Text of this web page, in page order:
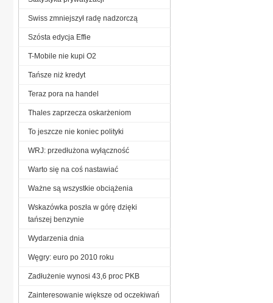
Swiss zmniejszył radę nadzorczą
Szósta edycja Effie
T-Mobile nie kupi O2
Tańsze niż kredyt
Teraz pora na handel
Thales zaprzecza oskarżeniom
To jeszcze nie koniec polityki
WRJ: przedłużona wyłączność
Warto się na coś nastawiać
Ważne są wszystkie obciążenia
Wskazówka poszła w górę dzięki
tańszej benzynie
Wydarzenia dnia
Węgry: euro po 2010 roku
Zadłużenie wynosi 43,6 proc PKB
Zainteresowanie większe od oczekiwań